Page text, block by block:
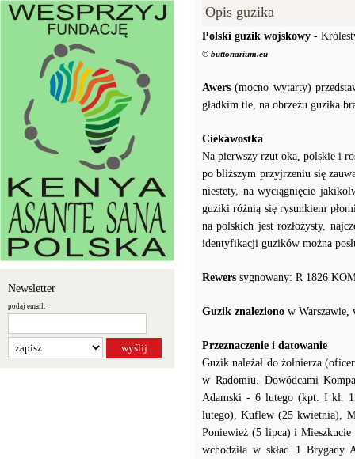
Newsletter
podaj email:
Opis guzika
Polski guzik wojskowy -
© buttonarium.eu
Awers (mocno wytarty)
gładkim tle, na obrzeżu guzika
Ciekawostka
Na pierwszy rzut oka, polskie i
po bliższym przyjrzeniu się
niestety, na wyciągnięcie
guziki różnią się rysunkiem
na polskich jest rozłożysty,
identyfikacji guzików można
Rewers sygnowany: R 1826
Guzik znaleziono w Warszawie,
Przeznaczenie i datowanie
Guzik należał do żołnierza
w Radomiu. Dowódcami
Adamski - 6 lutego (kpt. I kl.
lutego), Kuflew (25 kwietnia),
Poniewież (5 lipca) i Mieszkucie
wchodziła w skład 1